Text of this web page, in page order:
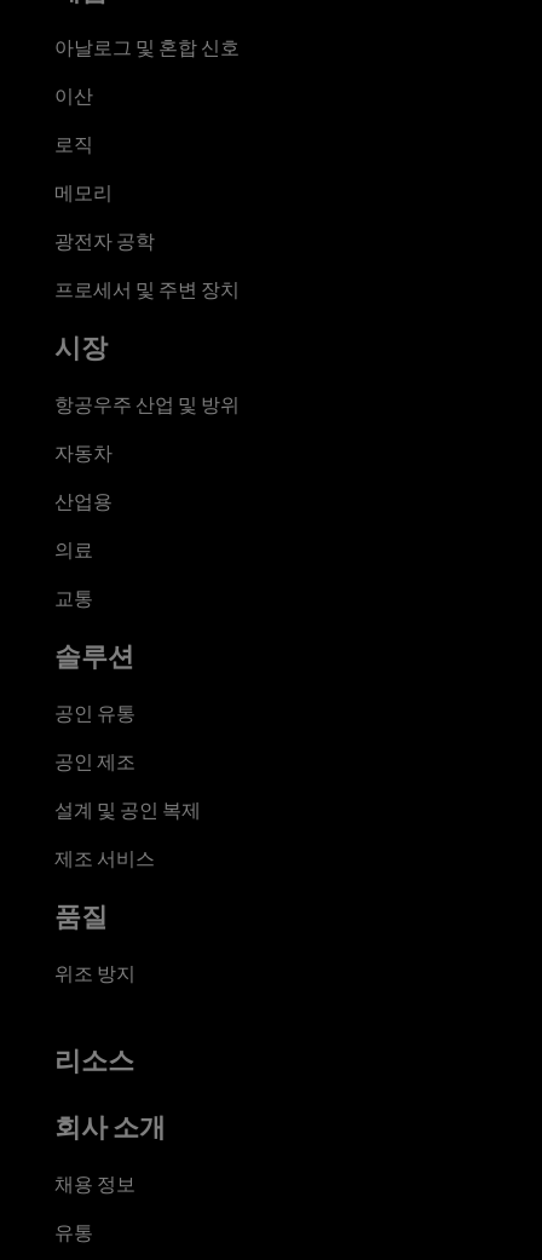
아날로그 및 혼합 신호
이산
로직
메모리
광전자 공학
프로세서 및 주변 장치
시장
항공우주 산업 및 방위
자동차
산업용
의료
교통
솔루션
공인 유통
공인 제조
설계 및 공인 복제
제조 서비스
품질
위조 방지
리소스
회사 소개
채용 정보
유통